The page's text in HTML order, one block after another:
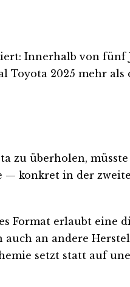
Innerhalb von fünf
2025 mehr als
zu überholen,
konkret in der
Format erlaubt eine
an andere
setzt statt auf